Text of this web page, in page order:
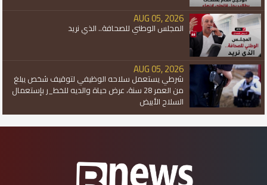
AUG 05, 2026
المجلس الوطني للصحافة.. الذي نريد
AUG 05, 2026
شرطي يستعمل سلاحه الوظيفي لتوقيف شخص يبلغ
من العمر 28 سنة، عرض حياة والديه للخط_ر بإستعمال
السلاح الأبيض